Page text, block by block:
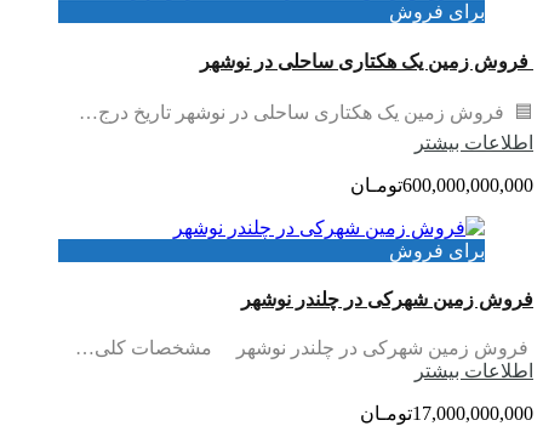
برای فروش
فروش زمین یک هکتاری ساحلی در نوشهر
🟦 فروش زمین یک هکتاری ساحلی در نوشهر تاریخ درج…
اطلاعات بيشتر
600,000,000,000تومـان
برای فروش
فروش زمین شهرکی در چلندر نوشهر
فروش زمین شهرکی در چلندر نوشهر مشخصات کلی…
اطلاعات بيشتر
17,000,000,000تومـان